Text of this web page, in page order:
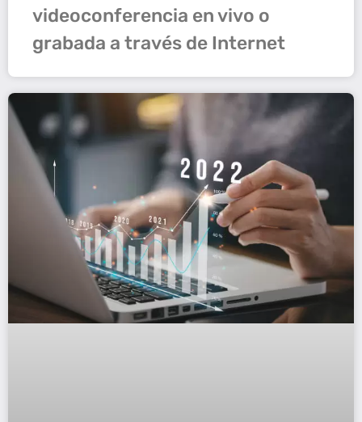
videoconferencia en vivo o
grabada a través de Internet